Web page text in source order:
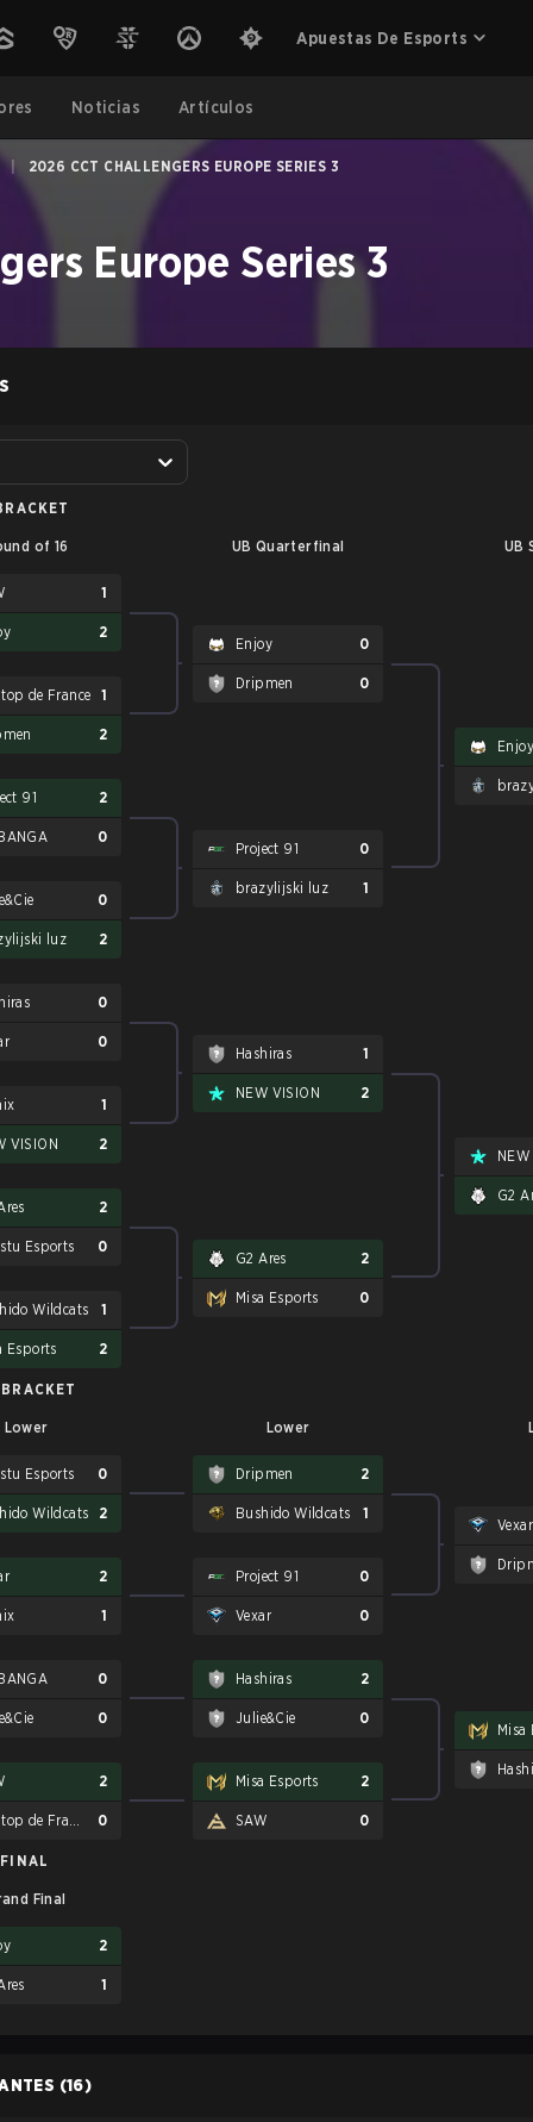
Apuestas De Esports
Noticias Artículos
| 2026 CCT CHALLENGERS EUROPE SERIES 3
Europe Series 3
of 16 UB Quarterfinal UB
1
2
de France 1
2
91 2
0
0
luz 2
0
0
1
VISION 2
2
Esports 0
Wildcats 1
Esports 2
Enjoy 0
Dripmen 0
Project 91 0
brazylijski luz 1
Hashiras 1
NEW VISION 2
G2 Ares 2
Misa Esports 0
Enjoy
G2
Lower Lower
Esports 0
Wildcats 2
2
1
0
0
2
0
Dripmen 2
Bushido Wildcats 1
Project 91 0
Vexar 0
Hashiras 2
Julie&Cie 0
Misa Esports 2
SAW 0
Vexar
Misa
Final
2
1
(16)